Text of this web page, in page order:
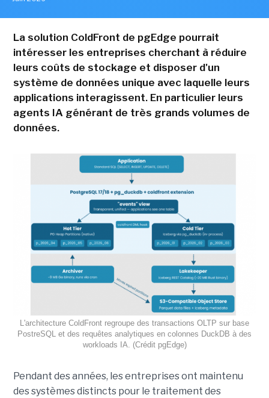
La solution ColdFront de pgEdge pourrait
intéresser les entreprises cherchant à réduire
leurs coûts de stockage et disposer d'un
système de données unique avec laquelle leurs
applications interagissent. En particulier leurs
agents IA générant de très grands volumes de
données.
L'architecture ColdFront regroupe des transactions OLTP sur base
PostreSQL et des requêtes analytiques en colonnes DuckDB à des
workloads IA. (Crédit pgEdge)
Pendant des années, les entreprises ont maintenu
des systèmes distincts pour le traitement des